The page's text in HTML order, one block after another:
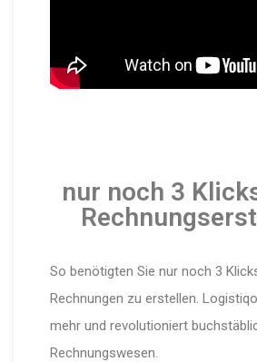
nur noch 3
So benötigten Sie nur noch 3
Rechnungen zu erstellen.
mehr und revolutioniert
Rechnungswesen.